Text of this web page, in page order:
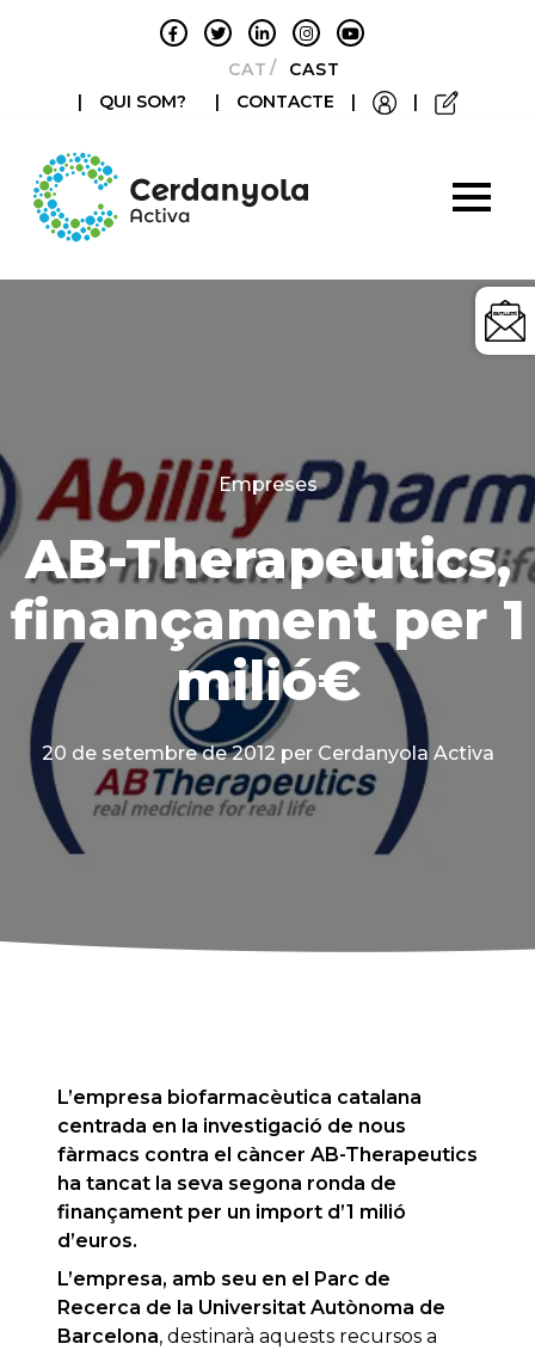
CATALÀCASTELLANO
|
QUI SOM? | CONTACTE | |
Categories
Empreses
AB-Therapeutics,
finançament per 1
milió€
20 de setembre de 2012 per Cerdanyola Activa
L’empresa biofarmacèutica catalana
centrada en la investigació de nous
fàrmacs contra el càncer AB-Therapeutics
ha tancat la seva segona ronda de
finançament per un import d’1 milió
d’euros.
L’empresa, amb seu en el Parc de
Recerca de la Universitat Autònoma de
Barcelona, destinarà aquests recursos a